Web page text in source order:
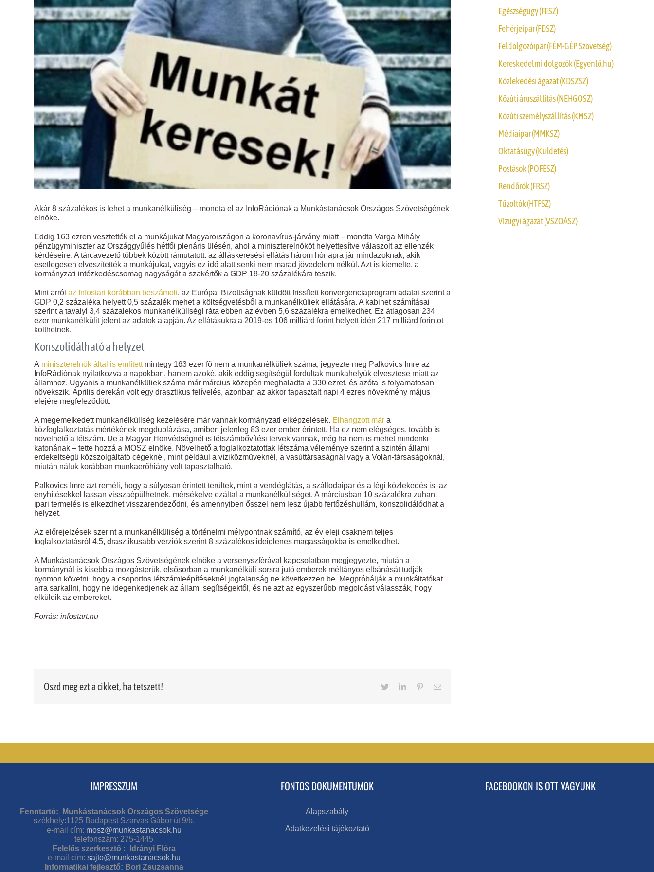
Akár 8 százalékos is lehet a munkanélküliség – mondta el az InfoRádiónak a Munkástanácsok Országos Szövetségének
elnöke.
Eddig 163 ezren vesztették el a munkájukat Magyarországon a koronavírus-járvány miatt – mondta Varga Mihály
pénzügyminiszter az Országgyűlés hétfői plenáris ülésén, ahol a miniszterelnököt helyettesítve válaszolt az ellenzék
kérdéseire. A tárcavezető többek között rámutatott: az álláskeresési ellátás három hónapra jár mindazoknak, akik
esetlegesen elveszítették a munkájukat, vagyis ez idő alatt senki nem marad jövedelem nélkül. Azt is kiemelte, a
kormányzati intézkedéscsomag nagyságát a szakértők a GDP 18-20 százalékára teszik.
Mint arról az Infostart korábban beszámolt, az Európai Bizottságnak küldött frissített konvergenciaprogram adatai szerint a
GDP 0,2 százaléka helyett 0,5 százalék mehet a költségvetésből a munkanélküliek ellátására. A kabinet számításai
szerint a tavalyi 3,4 százalékos munkanélküliségi ráta ebben az évben 5,6 százalékra emelkedhet. Ez átlagosan 234
ezer munkanélkülit jelent az adatok alapján. Az ellátásukra a 2019-es 106 milliárd forint helyett idén 217 milliárd forintot
költhetnek.
Konszolidálható a helyzet
A miniszterelnök által is említettmintegy 163 ezer fő nem a munkanélküliek száma, jegyezte meg Palkovics Imre az
InfoRádiónak nyilatkozva a napokban, hanem azoké, akik eddig segítségül fordultak munkahelyük elvesztése miatt az
államhoz. Ugyanis a munkanélküliek száma már március közepén meghaladta a 330 ezret, és azóta is folyamatosan
növekszik. Április derekán volt egy drasztikus felívelés, azonban az akkor tapasztalt napi 4 ezres növekmény május
elejére megfeleződött.
A megemelkedett munkanélküliség kezelésére már vannak kormányzati elképzelések. Elhangzott már a
közfoglalkoztatás mértékének megduplázása, amiben jelenleg 83 ezer ember érintett. Ha ez nem elégséges, tovább is
növelhető a létszám. De a Magyar Honvédségnél is létszámbővítési tervek vannak, még ha nem is mehet mindenki
katonának – tette hozzá a MOSZ elnöke. Növelhető a foglalkoztatottak létszáma véleménye szerint a szintén állami
érdekeltségű közszolgáltató cégeknél, mint például a víziközműveknél, a vasúttársaságnál vagy a Volán-társaságoknál,
miután náluk korábban munkaerőhiány volt tapasztalható.
Palkovics Imre azt reméli, hogy a súlyosan érintett terültek, mint a vendéglátás, a szállodaipar és a légi közlekedés is, az
enyhítésekkel lassan visszaépülhetnek, mérsékelve ezáltal a munkanélküliséget. A márciusban 10 százalékra zuhant
ipari termelés is elkezdhet visszarendeződni, és amennyiben ősszel nem lesz újabb fertőzéshullám, konszolidálódhat a
helyzet.
Az előrejelzések szerint a munkanélküliség a történelmi mélypontnak számító, az év eleji csaknem teljes
foglalkoztatásról 4,5, drasztikusabb verziók szerint 8 százalékos ideiglenes magasságokba is emelkedhet.
A Munkástanácsok Országos Szövetségének elnöke a versenyszférával kapcsolatban megjegyezte, miután a
kormánynál is kisebb a mozgásterük, elsősorban a munkanélküli sorsra jutó emberek méltányos elbánását tudják
nyomon követni, hogy a csoportos létszámleépítéseknél jogtalanság ne következzen be. Megpróbálják a munkáltatókat
arra sarkallni, hogy ne idegenkedjenek az állami segítségektől, és ne azt az egyszerűbb megoldást válasszák, hogy
elküldik az embereket.
Forrás: infostart.hu
Oszd meg ezt a cikket, ha tetszett! TwitterLinkedInPinterestEmail
Egészségügy (FESZ)
Fehérjeipar (FDSZ)
Feldolgozóipar (FÉM-GÉP Szövetség)
Kereskedelmi dolgozók (Egyenlő.hu)
Közlekedési ágazat (KDSZSZ)
Közúti áruszállítás (NEHGOSZ)
Közúti személyszállítás (KMSZ)
Médiaipar (MMKSZ)
Oktatásügy (Küldetés)
Postások (POFÉSZ)
Rendőrök (FRSZ)
Tűzoltók (HTFSZ)
Vízügyi ágazat (VSZOÁSZ)
IMPRESSZUM
Fenntartó: Munkástanácsok Országos Szövetsége
székhely:1125 Budapest Szarvas Gábor út 9/b.
e-mail cím: mosz@munkastanacsok.hu
telefonszám: 275-1445
Felelős szerkesztő : Idrányi Flóra
e-mail cím: sajto@munkastanacsok.hu
Informatikai fejlesztő: Bori Zsuzsanna
FONTOS DOKUMENTUMOK
Alapszabály
Adatkezelési tájékoztató
FACEBOOKON IS OTT VAGYUNK